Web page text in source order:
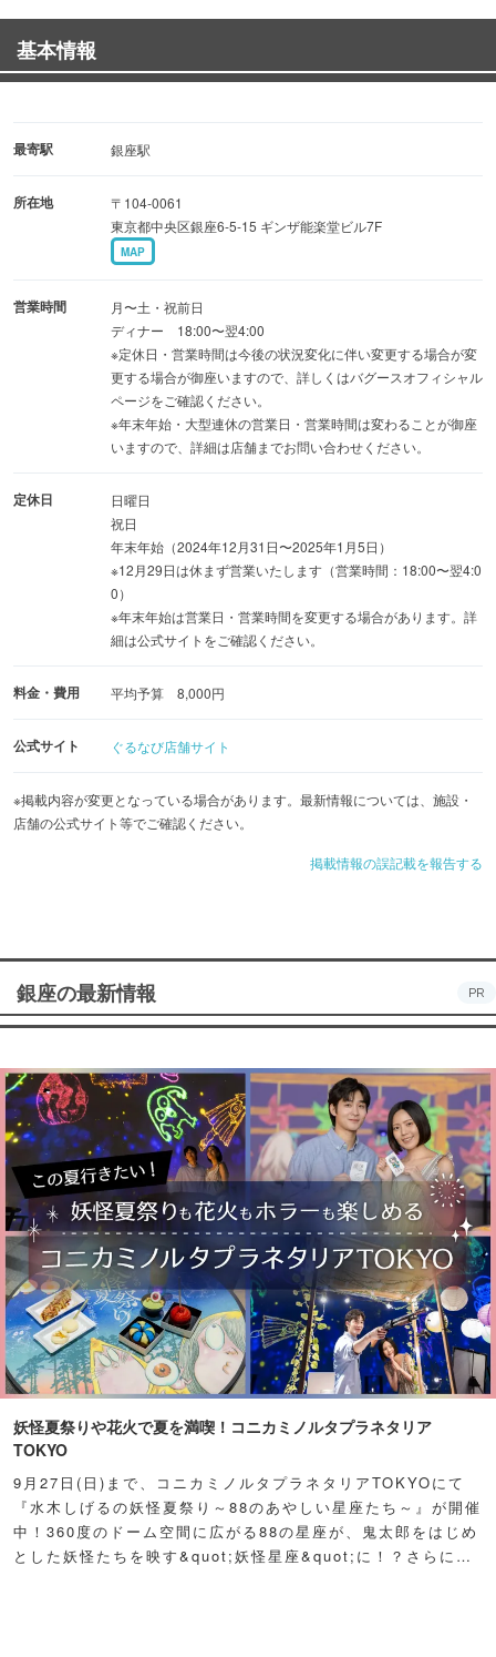
TEL: 03-5537-1297
・BAGUS GOLKA
TEL: 03-5537-3394
基本情報
最寄駅 銀座駅
所在地
〒104-0061
東京都中央区銀座6-5-15 ギンザ能楽堂ビル7F
MAP
営業時間
月〜土・祝前日
ディナー 18:00〜翌4:00
※定休日・営業時間は今後の状況変化に伴い変更する場合が変
更する場合が御座いますので、詳しくはバグースオフィシャル
ページをご確認ください。
※年末年始・大型連休の営業日・営業時間は変わることが御座
いますので、詳細は店舗までお問い合わせください。
定休日
日曜日
祝日
年末年始（2024年12月31日〜2025年1月5日）
※12月29日は休まず営業いたします（営業時間：18:00〜翌4:0
0）
※年末年始は営業日・営業時間を変更する場合があります。詳
細は公式サイトをご確認ください。
料金・費用 平均予算 8,000円
公式サイト ぐるなび店舗サイト
※掲載内容が変更となっている場合があります。最新情報については、施設・
店舗の公式サイト等でご確認ください。
掲載情報の誤記載を報告する
銀座の最新情報 PR
妖怪夏祭りや花火で夏を満喫！コニカミノルタプラネタリア
TOKYO
9月27日(日)まで、コニカミノルタプラネタリアTOKYOにて
『水木しげるの妖怪夏祭り～88のあやしい星座たち～』が開催
中！360度のドーム空間に広がる88の星座が、鬼太郎をはじめ
とした妖怪たちを映す&quot;妖怪星座&quot;に！？さらに例